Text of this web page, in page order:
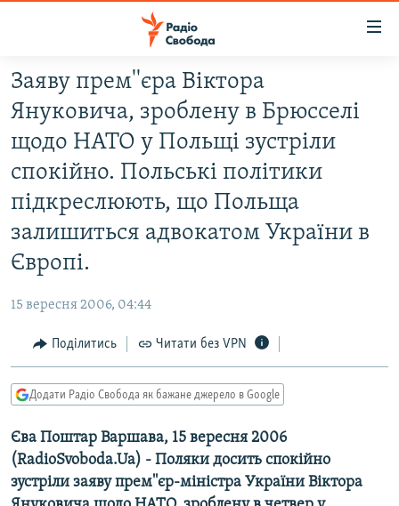
Перейти
до
основного
матеріалу
до
основної
навігації
до
РАДІО СВОБОДА – 70 РОКІВ
ВСЕ ЗА ДОБУ
СУСПІЛЬСТВО
УКРАЇНА
СВІТ
ВІЙНА
ДОНБАС.РЕАЛІЇ
СХЕМИ
КИТАЙ.ВИКЛИКИ
ФОТО
СПЕЦПРОЄКТИ
Заяву прем''єра Віктора
Януковича, зроблену в Брюсселі
щодо НАТО у Польщі зустріли
спокійно. Польські політики
підкреслюють, що Польща
залишиться адвокатом України в
Європі.
15 вересня 2006, 04:44
Поділитись Читати без VPN
Додати Радіо Свобода як бажане джерело в Google
Єва Поштар Варшава, 15 вересня 2006
(RadioSvoboda.Ua) - Поляки досить спокійно
зустріли заяву прем''єр-міністра України Віктора